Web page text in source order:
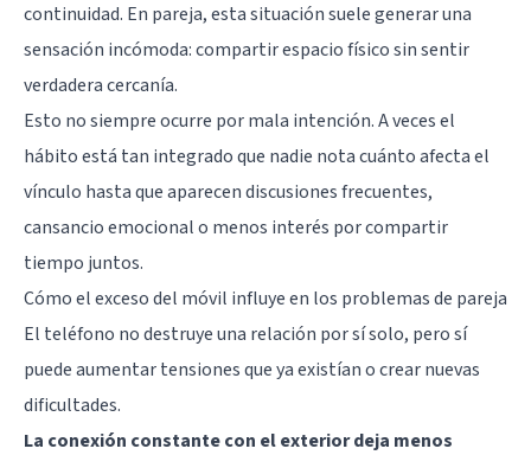
continuidad. En pareja, esta situación suele generar una
sensación incómoda: compartir espacio físico sin sentir
verdadera cercanía.
Esto no siempre ocurre por mala intención. A veces el
hábito está tan integrado que nadie nota cuánto afecta el
vínculo hasta que aparecendiscusiones frecuentes,
cansancio emocional o menos interés por compartir
tiempo juntos.
Cómo el exceso del móvil influye en los problemas de pareja
El teléfono no destruye una relación por sí solo, pero sí
puede aumentar tensiones que ya existían o crear nuevas
dificultades.
La conexión constante con el exterior deja menos